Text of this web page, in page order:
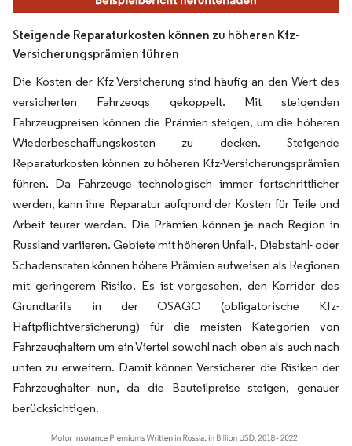
Steigende Reparaturkosten können zu höheren Kfz-
Versicherungsprämien führen
Die Kosten der Kfz-Versicherung sind häufig an den Wert des
versicherten Fahrzeugs gekoppelt. Mit steigenden
Fahrzeugpreisen können die Prämien steigen, um die höheren
Wiederbeschaffungskosten zu decken. Steigende
Reparaturkosten können zu höheren Kfz-Versicherungsprämien
führen. Da Fahrzeuge technologisch immer fortschrittlicher
werden, kann ihre Reparatur aufgrund der Kosten für Teile und
Arbeit teurer werden. Die Prämien können je nach Region in
Russland variieren. Gebiete mit höheren Unfall-, Diebstahl- oder
Schadensraten können höhere Prämien aufweisen als Regionen
mit geringerem Risiko. Es ist vorgesehen, den Korridor des
Grundtarifs in der OSAGO (obligatorische Kfz-
Haftpflichtversicherung) für die meisten Kategorien von
Fahrzeughaltern um ein Viertel sowohl nach oben als auch nach
unten zu erweitern. Damit können Versicherer die Risiken der
Fahrzeughalter nun, da die Bauteilpreise steigen, genauer
berücksichtigen.